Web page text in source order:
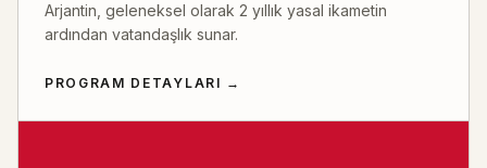
Arjantin, geleneksel olarak 2 yıllık yasal ikametin
ardından vatandaşlık sunar.
PROGRAM DETAYLARI →